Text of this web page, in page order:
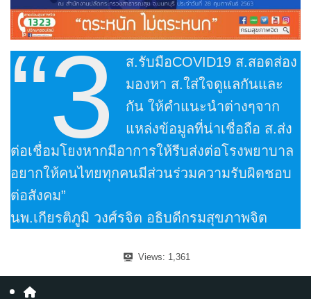
“3
ส.รับมือCOVID19 ส.สอดส่อง
มองหา ส.ใส่ใจดูแลกันและ
กัน ให้คำแนะนำต่างๆจาก
แหล่งข้อมูลที่น่าเชื่อถือ ส.ส่ง
ต่อเชื่อมโยงหากมีอาการให้รีบส่งต่อโรงพยาบาล
อยากให้คนไทยทุกคนมีส่วนร่วมความรับผิดชอบ
ต่อสังคม”
นพ.เกียรติภูมิ วงศ์รจิต อธิบดีกรมสุขภาพจิต
Views: 1,361